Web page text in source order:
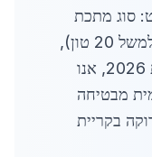
סוג מתכת
(פלדה ירוקה, אלומיניום), כמות (למשל 20 טון),
מידות ומיקום בקריית אתא. בשנת 2026, אנו
מבטיחה
בקריית